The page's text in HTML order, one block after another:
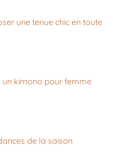
une tenue chic en toute
kimono pour femme
de la saison